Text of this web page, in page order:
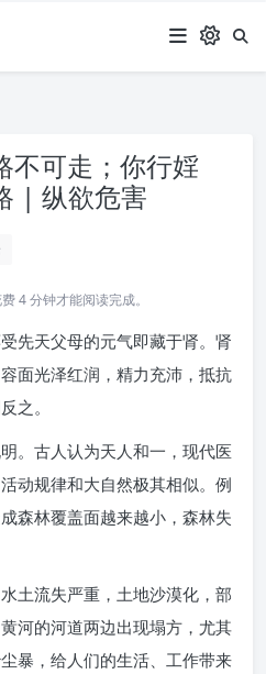
不可走；你行婬
| 纵欲危害
4 分钟才能阅读完成。
先天父母的元气即藏于肾。肾
面光泽红润，精力充沛，抵抗
之。
。古人认为天人和一，现代医
动规律和大自然极其相似。例
森林覆盖面越来越小，森林失
土流失严重，土地沙漠化，部
河的河道两边出现塌方，尤其
暴，给人们的生活、工作带来